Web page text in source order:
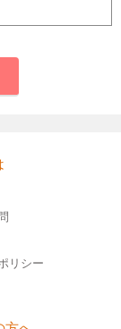
リシー